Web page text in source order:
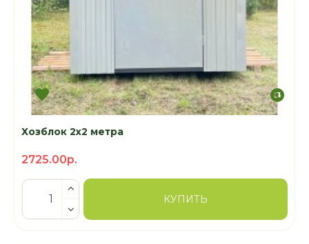
Хозблок 2х2 метра
2725.00р.
КУПИТЬ